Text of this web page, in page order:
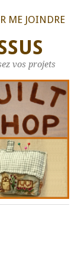
ME JOINDRE
vos projets